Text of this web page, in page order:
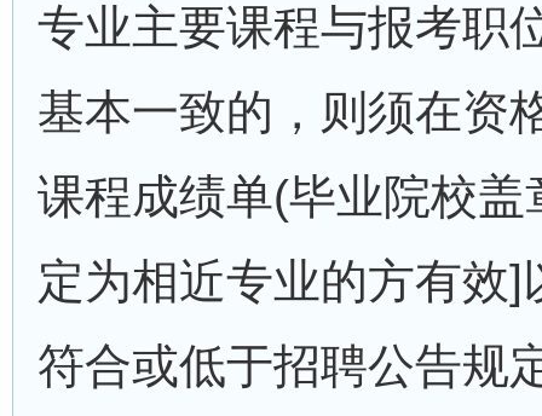
专业主要课程与报考职
基本一致的，则须在资
课程成绩单(毕业院校
定为相近专业的方有效
符合或低于招聘公告规